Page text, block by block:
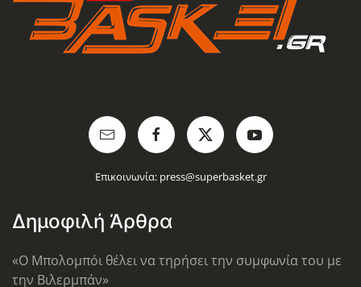
Επικοινωνία: press@superbasket.gr
Δημοφιλή Άρθρα
«Ο Μπολομπόι θέλει να τηρήσει την συμφωνία του με
την Βιλερμπάν»